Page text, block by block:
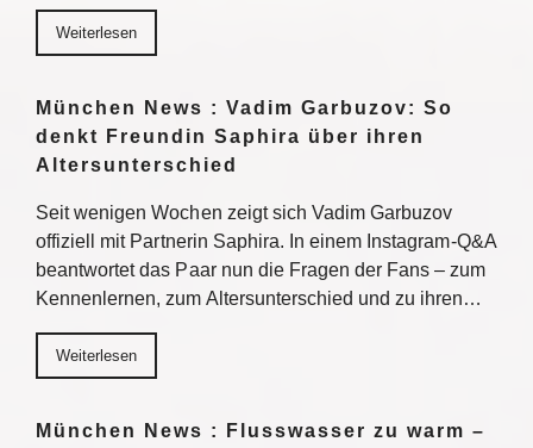
Weiterlesen
München News : Vadim Garbuzov: So
denkt Freundin Saphira über ihren
Altersunterschied
Seit wenigen Wochen zeigt sich Vadim Garbuzov
offiziell mit Partnerin Saphira. In einem Instagram-Q&A
beantwortet das Paar nun die Fragen der Fans – zum
Kennenlernen, zum Altersunterschied und zu ihren…
Weiterlesen
München News : Flusswasser zu warm –